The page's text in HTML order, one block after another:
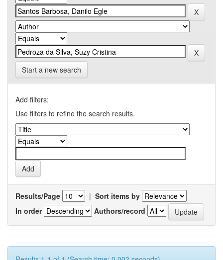
Start a new search
Add filters:
Use filters to refine the search results.
Results/Page | Sort items by
In order
Authors/record